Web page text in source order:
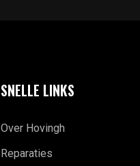
SNELLE LINKS
Over Hovingh
Reparaties